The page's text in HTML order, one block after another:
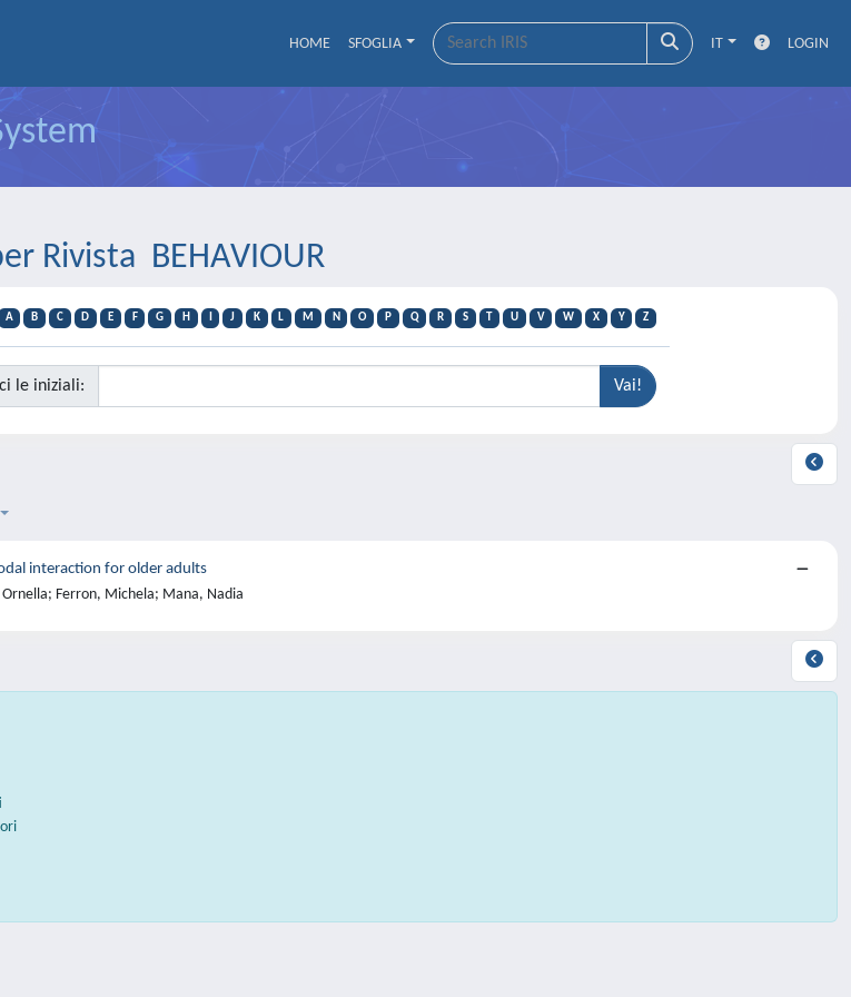
HOME SFOGLIA IT LOGIN
Rivista BEHAVIOUR
A B C D E F G H J K L M N O P Q R S T U V W X Y Z
le iniziali:
interaction for older adults
Ferron, Michela; Mana, Nadia